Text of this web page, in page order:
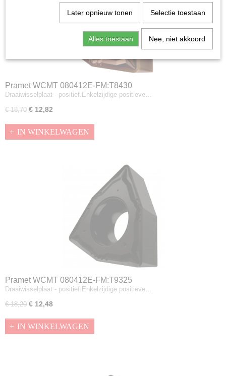
Pramet WCMT 080412E-FM:T8430
Draaiwisselplaat - positief.Enkelzijdige positieve…
€ 18,70 € 12,82
IN WINKELWAGEN
Pramet WCMT 080412E-FM:T9325
Draaiwisselplaat - positief.Enkelzijdige positieve…
€ 18,20 € 12,48
IN WINKELWAGEN
Later opnieuw tonen Selectie toestaan
Alles toestaan Nee, niet akkoord